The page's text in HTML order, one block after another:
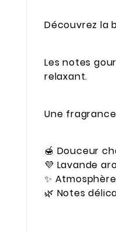
Découvrez la
Les notes
relaxant.
Une
🍯 Douceur
💜 Lavande
✨
🌿 Notes